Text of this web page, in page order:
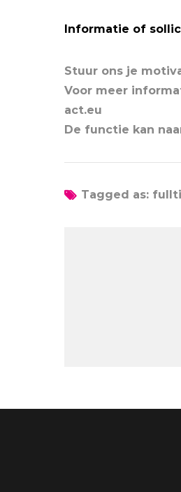
Informatie of
Stuur ons je
Voor meer
act.eu
De functie kan
Tagged as: